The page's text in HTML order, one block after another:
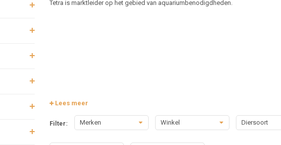
Tetra is marktleider op het gebied van aquariumbenodigdheden.
Lees meer
Filter: Merken Winkel Diersoort